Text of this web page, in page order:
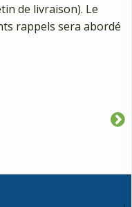
de livraison). Le
rappels sera abordé